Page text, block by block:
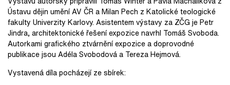
Ústavu dějin umění AV ČR a Milan Pech z Katolické teologické
fakulty Univerzity Karlovy. Asistentem výstavy za ZČG je Petr
Jindra, architektonické řešení expozice navrhl Tomáš Svoboda.
Autorkami grafického ztvárnění expozice a doprovodné
publikace jsou Adéla Svobodová a Tereza Hejmová.
Vystavená díla pocházejí ze sbírek: